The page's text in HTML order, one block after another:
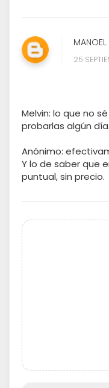
MANOEL
25
Melvin: lo que no
probarlas algún
Anónimo:
Y lo de saber que
puntual, sin precio.